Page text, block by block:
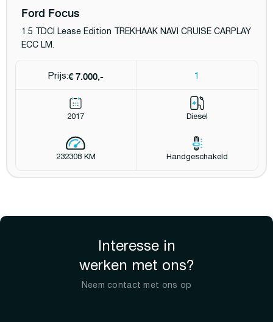
Ford Focus
1.5 TDCI Lease Edition TREKHAAK NAVI CRUISE CARPLAY
ECC LM.
Prijs:€ 7.000,- 1
2017 Diesel
232308 KM Handgeschakeld
Interesse in
werken met ons?
Neem contact met ons op